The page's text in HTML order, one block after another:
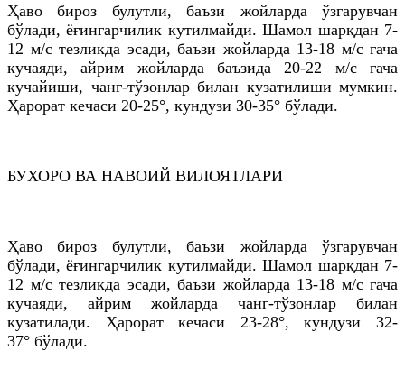
Ҳаво бироз булутли, баъзи жойларда ўзгарувчан
бўлади, ёғингарчилик кутилмайди. Шамол шарқдан 7-
12 м/с тезликда эсади, баъзи жойларда 13-18 м/с гача
кучаяди, айрим жойларда баъзида 20-22 м/с гача
кучайиши, чанг-тўзонлар билан кузатилиши мумкин.
Ҳарорат кечаси 20-25°, кундузи 30-35° бўлади.
БУХОРО ВА НАВОИЙ ВИЛОЯТЛАРИ
Ҳаво бироз булутли, баъзи жойларда ўзгарувчан
бўлади, ёғингарчилик кутилмайди. Шамол шарқдан 7-
12 м/с тезликда эсади, баъзи жойларда 13-18 м/с гача
кучаяди, айрим жойларда чанг-тўзонлар билан
кузатилади. Ҳарорат кечаси 23-28°, кундузи 32-
37° бўлади.